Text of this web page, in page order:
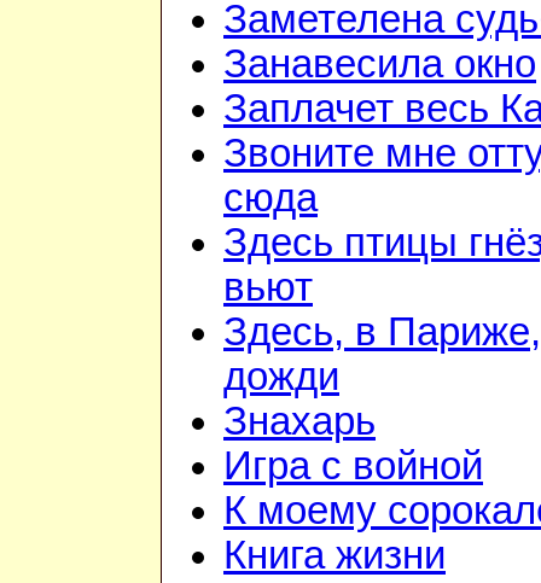
Заметелена
Занавесила окно
Заплачет весь
Звоните мне
сюда
Здесь птицы
вьют
Здесь, в
дожди
Знахарь
Игра с войной
К моему
Книга жизни